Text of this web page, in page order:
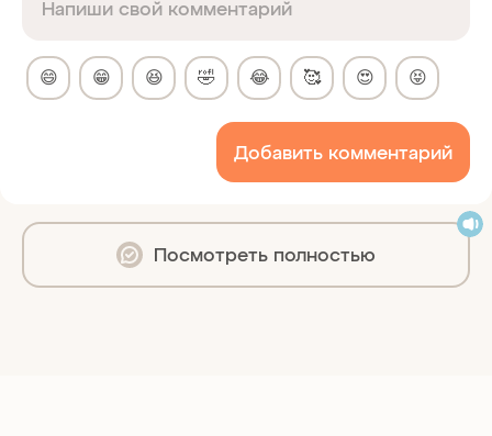
😄 😁 😆 🤣 😂 🥰 😍 😝
Добавить комментарий
Посмотреть полностью